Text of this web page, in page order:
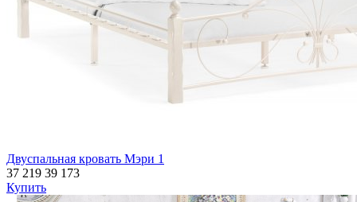
Двуспальная кровать Мэри 1
37 219 39 173
Купить